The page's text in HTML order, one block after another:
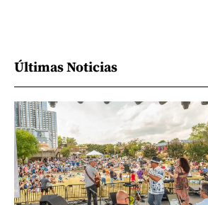
Últimas Noticias